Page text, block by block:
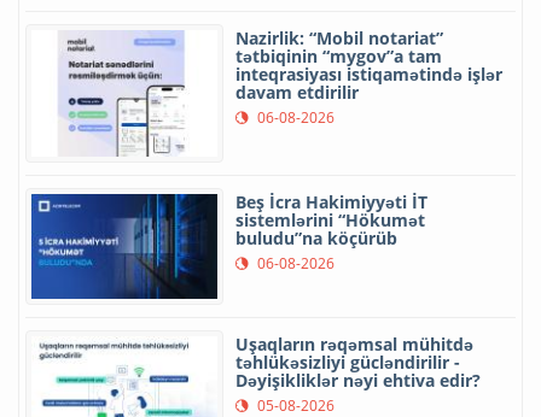
Nazirlik: “Mobil notariat”
tətbiqinin “mygov”a tam
inteqrasiyası istiqamətində işlər
davam etdirilir
06-08-2026
Beş İcra Hakimiyyəti İT
sistemlərini “Hökumət
buludu”na köçürüb
06-08-2026
Uşaqların rəqəmsal mühitdə
təhlükəsizliyi gücləndirilir -
Dəyişikliklər nəyi ehtiva edir?
05-08-2026